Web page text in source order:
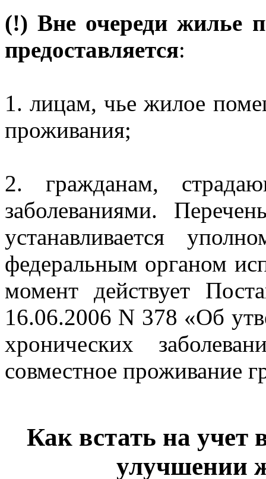
(!) Вне очереди жилье
предоставляется:
1. лицам, чье жилое
проживания;
2. гражданам,
заболеваниями.
устанавливается
федеральным органом
момент действует
16.06.2006 N 378 «Об
хронических
совместное проживание
Как встать на учет
улучшении